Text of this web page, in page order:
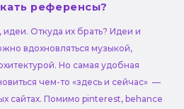
референсы?
Откуда их брать? Идеи и
вдохновляться музыкой,
Но самая удобная
чем-то «здесь и сейчас» —
сайтах. Помимо pinterest, behance